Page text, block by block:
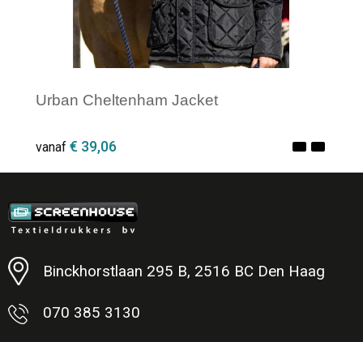
Urban Cheltenham Jacket
vanaf € 39,06
Minimale afname: 1
Binckhorstlaan 295 B, 2516 BC Den Haag
070 385 3130